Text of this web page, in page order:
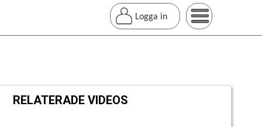
Logga in
RELATERADE VIDEOS